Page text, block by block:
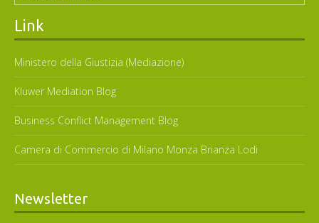
Link
Ministero della Giustizia (Mediazione)
Kluwer Mediation Blog
Business Conflict Management Blog
Camera di Commercio di Milano Monza Brianza Lodi
Newsletter